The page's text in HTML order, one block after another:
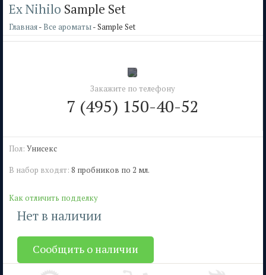
Ex Nihilo Sample Set
Главная- Все ароматы- Sample Set
Закажите по телефону
7 (495) 150-40-52
Как отличить подделку
Пол: Унисекс
В набор входят: 8 пробников по 2 мл.
Нет в наличии
Сообщить о наличии